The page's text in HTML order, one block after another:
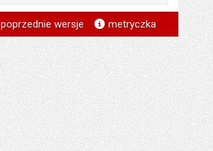
*
poprzednie wersje metryczka